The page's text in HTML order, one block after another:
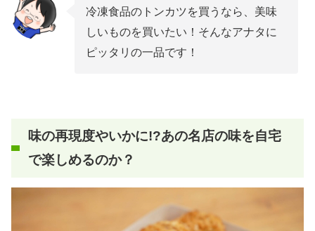
冷凍食品のトンカツを買うなら、美味
しいものを買いたい！そんなアナタに
ピッタリの一品です！
味の再現度やいかに!?あの名店の味を自宅
で楽しめるのか？